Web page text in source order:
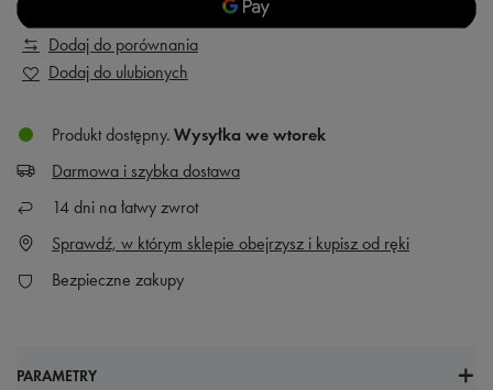
Dodaj do porównania
Dodaj do ulubionych
Produkt dostępny Wysyłka we wtorek
Darmowa i szybka dostawa
14 dni na łatwy zwrot
Sprawdź, w którym sklepie obejrzysz i kupisz od ręki
Bezpieczne zakupy
PARAMETRY